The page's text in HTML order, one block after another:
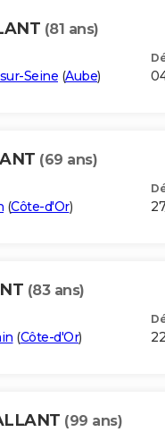
(81 ans)
Seine (Aube)
(69 ans)
(Côte-d'Or)
(83 ans)
(Côte-d'Or)
(99 ans)